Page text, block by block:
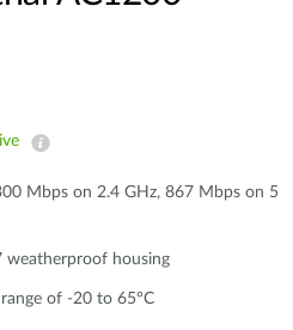
Mbps on 2.4 GHz, 867 Mbps on 5
weatherproof housing
of -20 to 65°C